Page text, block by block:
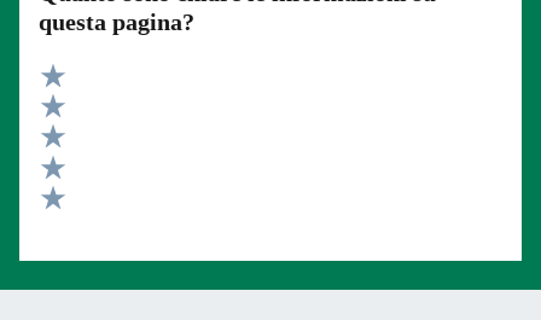
questa pagina?
Valuta 5 stelle su 5
Valuta 4 stelle su 5
Valuta 3 stelle su 5
Valuta 2 stelle su 5